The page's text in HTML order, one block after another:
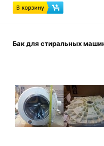
Бак для стиральных